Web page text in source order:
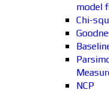
model
Chi-
NCP